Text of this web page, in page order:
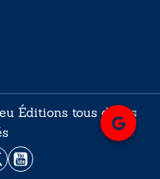
Éditions tous droits